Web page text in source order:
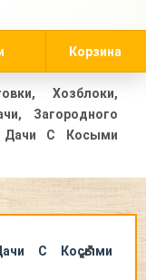
Корзина
Хозблоки,
Загородного
Дачи С Косыми